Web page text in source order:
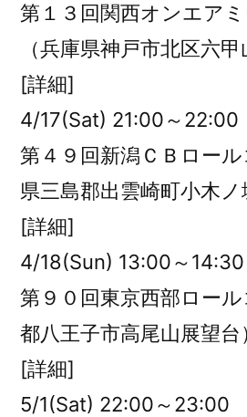
第１３回関西オンエア
（兵庫県神戸市北区六甲
[詳細]
4/17(Sat) 21:00～22:00
第４９回新潟ＣＢロー
県三島郡出雲崎町小木ノ
[詳細]
4/18(Sun) 13:00～14:30
第９０回東京西部ロー
都八王子市高尾山展望台
[詳細]
5/1(Sat) 22:00～23:00